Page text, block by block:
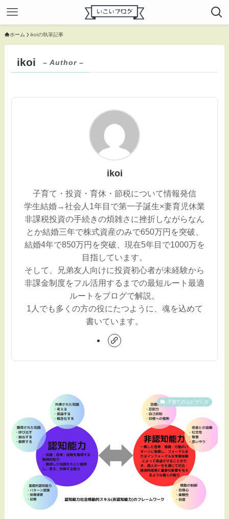
ホーム ikoiの執筆記事
ikoi – Author –
ikoi
子育て・投資・育休・節税について情報発信
学生結婚→社会人1年目で第一子誕生×妻育児休業
非課税投資の手続きの煩雑さに挫折しながらなん
とか結婚三年で株式資産のみで650万円を突破、
結婚4年で850万円を突破、現在5年目で1000万を
目指しています。
そして、兄弟友人向けに投資初心者が未経験から
非課金制度をフル活用するまでの最短ルート最適
ルートをブログで解説。
1人でも多くの方の役にたつように、魂を込めて
書いています。
子育てのエビデンス